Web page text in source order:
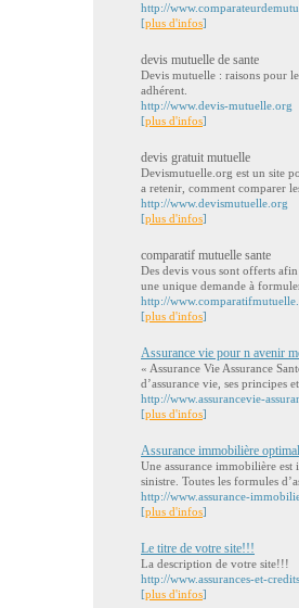
http://
[plus d'infos]
devis mutuelle de sante
Devis mutuelle : raisons pour
adhérent.
http://www.devis-mutuelle.org
[plus d'infos]
devis gratuit mutuelle
Devismutuelle.org est un site
a retenir, comment comparer
http://www.devismutuelle.org
[plus d'infos]
comparatif mutuelle sante
Des devis vous sont offerts
une unique demande à
http://
[plus d'infos]
Assurance vie pour n avenir
« Assurance Vie Assurance
d’assurance vie, ses principes et
http://www.assurancevie-
[plus d'infos]
Assurance immobilière
Une assurance immobilière est
sinistre. Toutes les formules
http://www.assurance-
[plus d'infos]
Le titre de votre site!!!
La description de votre site!!!
http://www.assurances-et-
[plus d'infos]